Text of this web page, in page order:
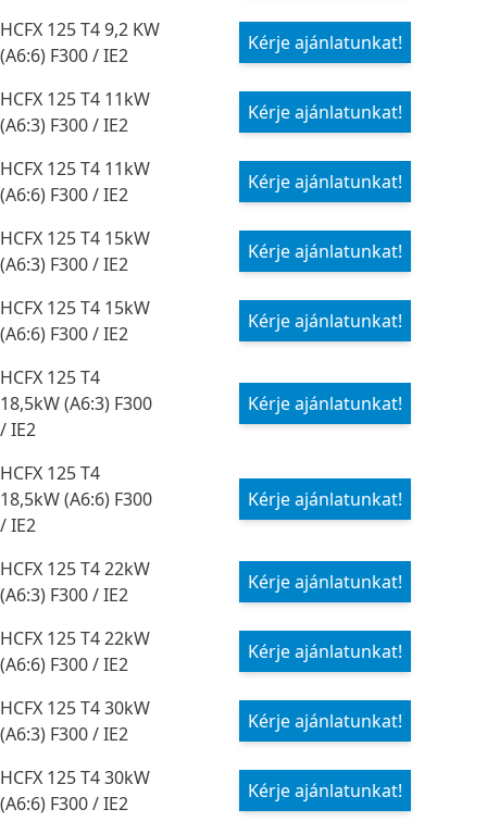
HCFX 125 T4 9,2 KW
(A6:6) F300 / IE2
Kérje ajánlatunkat!
HCFX 125 T4 11kW
(A6:3) F300 / IE2
Kérje ajánlatunkat!
HCFX 125 T4 11kW
(A6:6) F300 / IE2
Kérje ajánlatunkat!
HCFX 125 T4 15kW
(A6:3) F300 / IE2
Kérje ajánlatunkat!
HCFX 125 T4 15kW
(A6:6) F300 / IE2
Kérje ajánlatunkat!
HCFX 125 T4
18,5kW (A6:3) F300
/ IE2
Kérje ajánlatunkat!
HCFX 125 T4
18,5kW (A6:6) F300
/ IE2
Kérje ajánlatunkat!
HCFX 125 T4 22kW
(A6:3) F300 / IE2
Kérje ajánlatunkat!
HCFX 125 T4 22kW
(A6:6) F300 / IE2
Kérje ajánlatunkat!
HCFX 125 T4 30kW
(A6:3) F300 / IE2
Kérje ajánlatunkat!
HCFX 125 T4 30kW
(A6:6) F300 / IE2
Kérje ajánlatunkat!